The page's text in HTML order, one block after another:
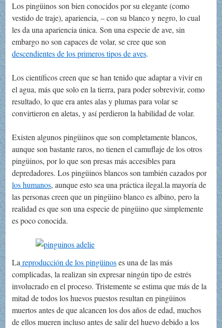
Los pingüinos son bien conocidos por su elegante (como
vestido de traje), apariencia, – con su blanco y negro, lo cual
les da una apariencia única. Son una especie de ave, sin
embargo no son capaces de volar, se cree que son
descendientes de los primeros tipos de aves.
Los científicos creen que se han tenido que adaptar a vivir en
el agua, más que solo en la tierra, para poder sobrevivir, como
resultado, lo que era antes alas y plumas para volar se
convirtieron en aletas, y así perdieron la habilidad de volar.
Existen algunos pingüinos que son completamente blancos,
aunque son bastante raros, no tienen el camuflaje de los otros
pingüinos, por lo que son presas más accesibles para
depredadores. Los pingüinos blancos son también cazados por
los humanos, aunque esto sea una práctica ilegal.la mayoría de
las personas creen que un pingüino blanco es albino, pero la
realidad es que son una especie de pingüino que simplemente
es poco conocida.
Lareproducción de los pingüinoses una de las más
complicadas, la realizan sin expresar ningún tipo de estrés
involucrado en el proceso. Tristemente se estima que más de la
mitad de todos los huevos puestos resultan en pingüinos
muertos antes de que alcancen los dos años de edad, muchos
de ellos mueren incluso antes de salir del huevo debido a los